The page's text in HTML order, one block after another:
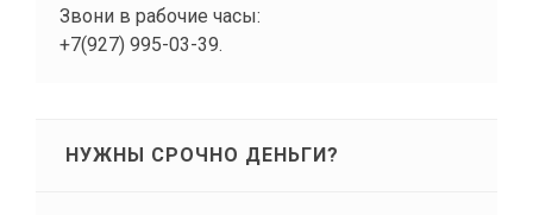
Звони в рабочие часы:
+7(927) 995-03-39.
НУЖНЫ СРОЧНО ДЕНЬГИ?